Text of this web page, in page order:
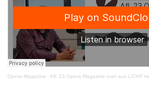
Opera Magazine · Afl. 23 Opera Magazine over aus LICHT